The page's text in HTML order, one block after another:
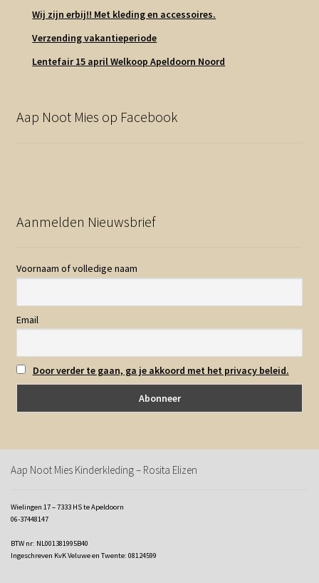
Wij zijn erbij!! Met kleding en accessoires.
Verzending vakantieperiode
Lentefair 15 april Welkoop Apeldoorn Noord
Aap Noot Mies op Facebook
Aanmelden Nieuwsbrief
Voornaam of volledige naam
Email
Door verder te gaan, ga je akkoord met het privacy beleid.
Aap Noot Mies Kinderkleding – Rosita Elizen
Wielingen 17 – 7333 HS te Apeldoorn
06-37448147
BTW nr: NL001381995B40
Ingeschreven KvK Veluwe en Twente: 08124599